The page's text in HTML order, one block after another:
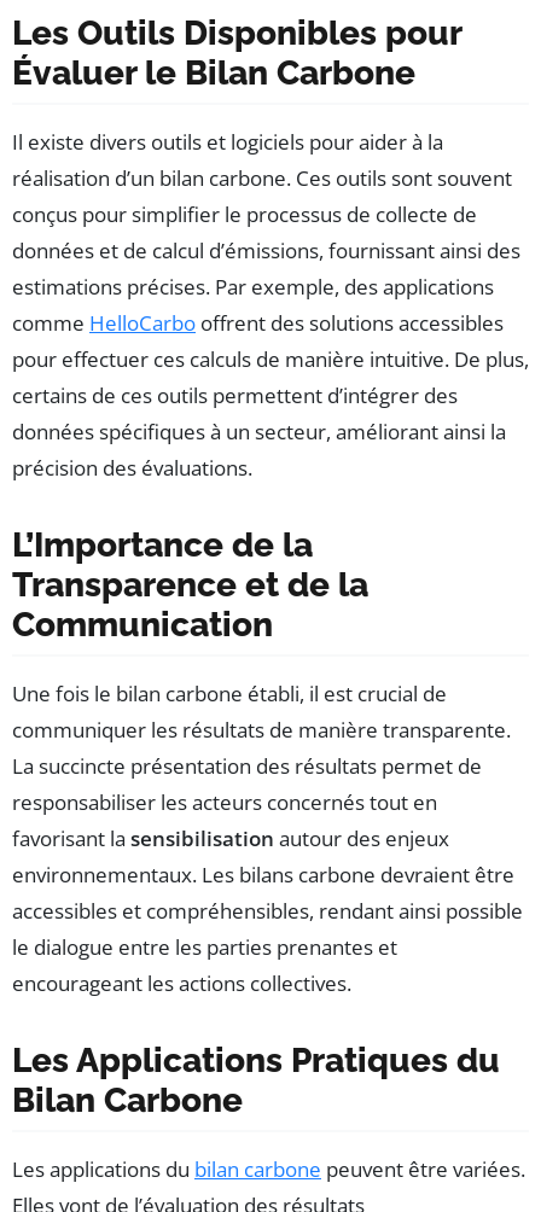
Les Outils Disponibles pour
Évaluer le Bilan Carbone
Il existe divers outils et logiciels pour aider à la
réalisation d’un bilan carbone. Ces outils sont souvent
conçus pour simplifier le processus de collecte de
données et de calcul d’émissions, fournissant ainsi des
estimations précises. Par exemple, des applications
comme HelloCarbo offrent des solutions accessibles
pour effectuer ces calculs de manière intuitive. De plus,
certains de ces outils permettent d’intégrer des
données spécifiques à un secteur, améliorant ainsi la
précision des évaluations.
L’Importance de la
Transparence et de la
Communication
Une fois le bilan carbone établi, il est crucial de
communiquer les résultats de manière transparente.
La succincte présentation des résultats permet de
responsabiliser les acteurs concernés tout en
favorisant la sensibilisation autour des enjeux
environnementaux. Les bilans carbone devraient être
accessibles et compréhensibles, rendant ainsi possible
le dialogue entre les parties prenantes et
encourageant les actions collectives.
Les Applications Pratiques du
Bilan Carbone
Les applications du bilan carbone peuvent être variées.
Elles vont de l’évaluation des résultats